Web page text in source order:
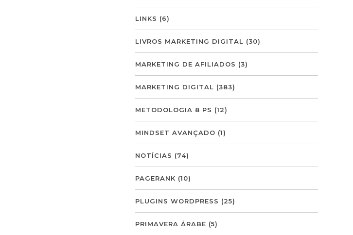
LINKS (6)
LIVROS MARKETING DIGITAL (30)
MARKETING DE AFILIADOS (3)
MARKETING DIGITAL (383)
METODOLOGIA 8 PS (12)
MINDSET AVANÇADO (1)
NOTÍCIAS (74)
PAGERANK (10)
PLUGINS WORDPRESS (25)
PRIMAVERA ÁRABE (5)